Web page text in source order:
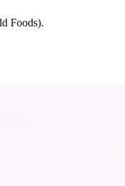
Foods).